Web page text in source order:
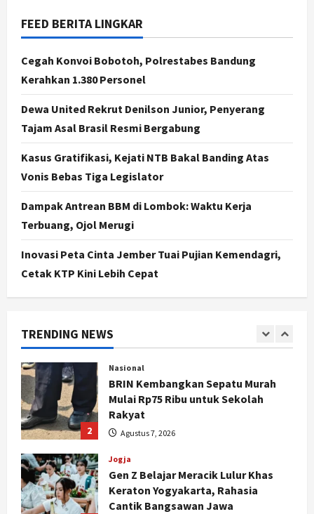
FEED BERITA LINGKAR
Cegah Konvoi Bobotoh, Polrestabes Bandung
Kerahkan 1.380 Personel
Dewa United Rekrut Denilson Junior, Penyerang
Tajam Asal Brasil Resmi Bergabung
Kasus Gratifikasi, Kejati NTB Bakal Banding Atas
Vonis Bebas Tiga Legislator
Dampak Antrean BBM di Lombok: Waktu Kerja
Terbuang, Ojol Merugi
Inovasi Peta Cinta Jember Tuai Pujian Kemendagri,
Cetak KTP Kini Lebih Cepat
TRENDING NEWS
3
Gen Z Belajar Meracik Lulur Khas
Keraton Yogyakarta, Rahasia
Agustus 6, 2026
4
Jogja
Jasa Marga Pastikan Pembangunan
Tol Jogja-Solo Segera Rampung,
Progres 98 Persen
Agustus 6, 2026
Politik
Karwito Komitmen Perbaikan Jalan
Desa Sidomukti dengan Cor Beton
Bertahap
Agustus 6, 2026
1
Politik
2
Nasional
BRIN Kembangkan Sepatu Murah
Mulai Rp75 Ribu untuk Sekolah
Rakyat
Agustus 7, 2026
Jogja
Gen Z Belajar Meracik Lulur Khas
Keraton Yogyakarta, Rahasia
Cantik Bangsawan Jawa